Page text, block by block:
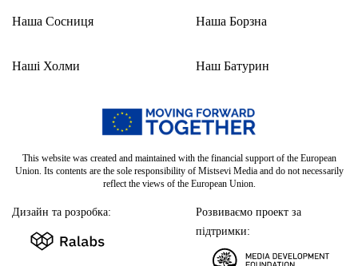
Наша Сосниця
Наші Холми
Наша Борзна
Наш Батурин
This website was created and maintained with the financial support of the European
Union. Its contents are the sole responsibility of Mistsevi Media and do not necessarily
reflect the views of the European Union.
Дизайн та розробка:
Розвиваємо проект за
підтримки: